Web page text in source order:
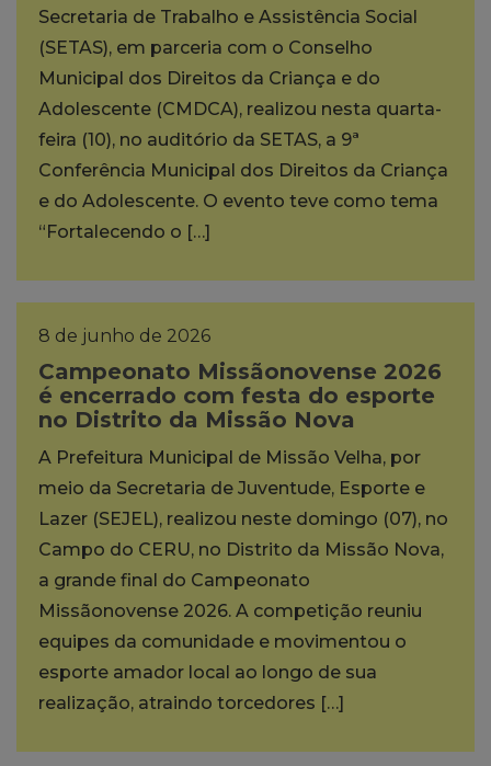
Secretaria de Trabalho e Assistência Social
(SETAS), em parceria com o Conselho
Municipal dos Direitos da Criança e do
Adolescente (CMDCA), realizou nesta quarta-
feira (10), no auditório da SETAS, a 9ª
Conferência Municipal dos Direitos da Criança
e do Adolescente. O evento teve como tema
“Fortalecendo o […]
8 de junho de 2026
Campeonato Missãonovense 2026
é encerrado com festa do esporte
no Distrito da Missão Nova
A Prefeitura Municipal de Missão Velha, por
meio da Secretaria de Juventude, Esporte e
Lazer (SEJEL), realizou neste domingo (07), no
Campo do CERU, no Distrito da Missão Nova,
a grande final do Campeonato
Missãonovense 2026. A competição reuniu
equipes da comunidade e movimentou o
esporte amador local ao longo de sua
realização, atraindo torcedores […]